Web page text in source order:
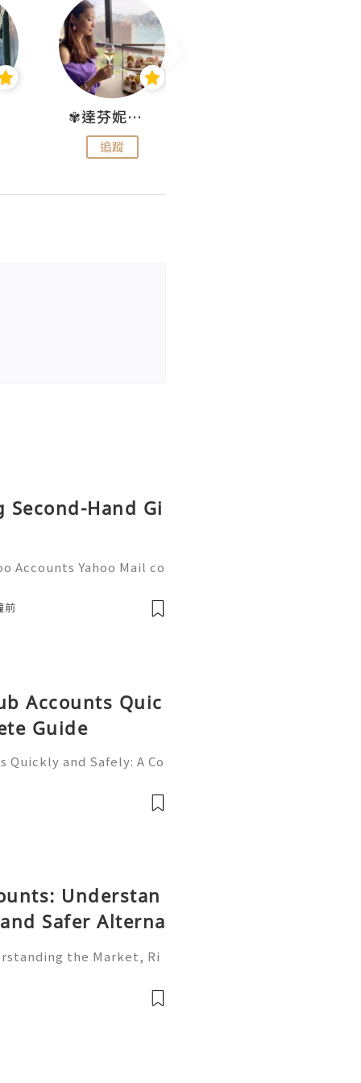
✾達芬妮•愛孩子•愛生活✾
追蹤
Hand Gi
Accounts Yahoo Mail co
and online a
前
Accounts Quic
Guide
and Safely: A Co
programmers, startup
Understan
Safer Alterna
the Market, Ri
Individuals, freelan